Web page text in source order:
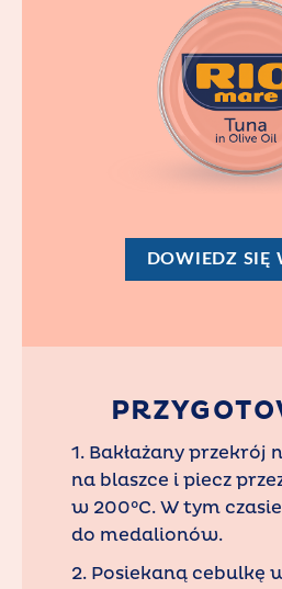
DOWIEDZ SIĘ
1. Bakłażany przekrój
na blaszce i piecz
w 200°C. W tym
do medalionów.
2. Posiekaną cebulkę